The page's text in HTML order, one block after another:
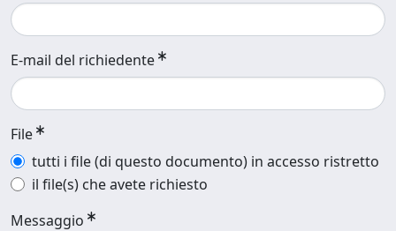
E-mail del richiedente
File
tutti i file (di questo documento) in accesso ristretto
il file(s) che avete richiesto
Messaggio